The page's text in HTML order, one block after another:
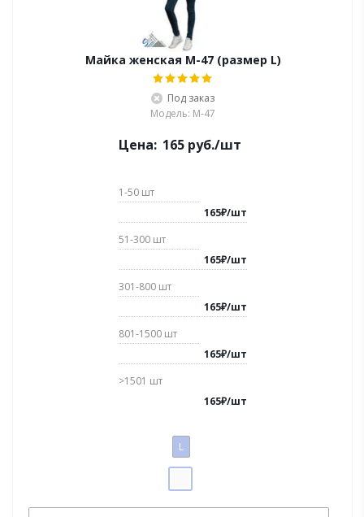
Майка женская M-47 (размер L)
Под заказ
Модель: M-47
Цена: 165 руб./шт
1-50 шт
165₽/шт
51-300 шт
165₽/шт
301-800 шт
165₽/шт
801-1500 шт
165₽/шт
>1501 шт
165₽/шт
L